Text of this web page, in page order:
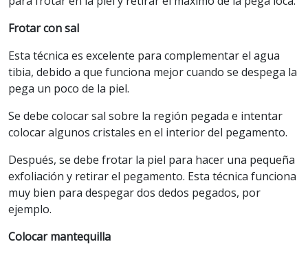
Frotar con sal
Esta técnica es excelente para complementar el agua
tibia, debido a que funciona mejor cuando se despega la
pega un poco de la piel.
Se debe colocar sal sobre la región pegada e intentar
colocar algunos cristales en el interior del pegamento.
Después, se debe frotar la piel para hacer una pequeña
exfoliación y retirar el pegamento. Esta técnica funciona
muy bien para despegar dos dedos pegados, por
ejemplo.
Colocar mantequilla